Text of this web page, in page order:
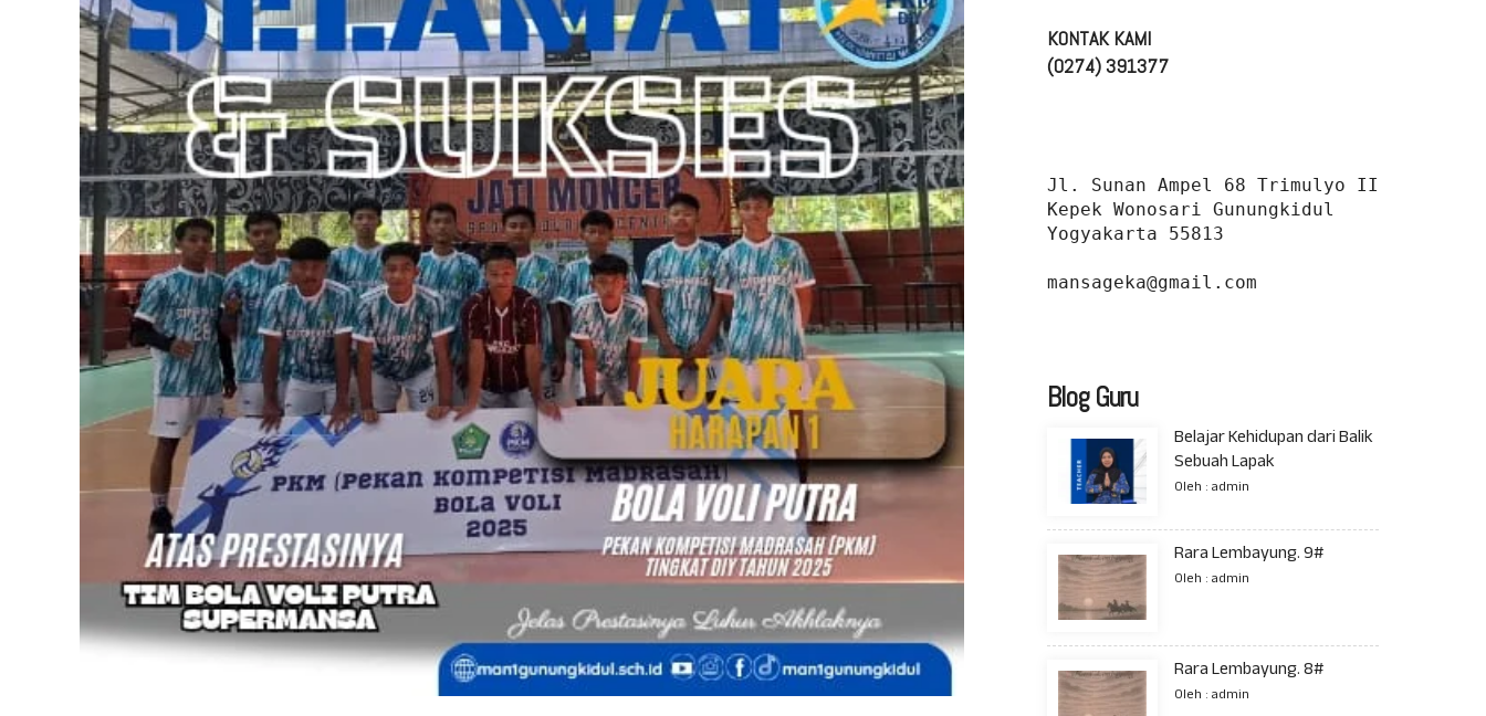
KONTAK KAMI
(0274) 391377
Jl. Sunan Ampel 68 Trimulyo II
Kepek Wonosari Gunungkidul
Yogyakarta 55813
mansageka@gmail.com
Blog Guru
Belajar Kehidupan dari Balik
Sebuah Lapak
Oleh : admin
Rara Lembayung. 9#
Oleh : admin
Rara Lembayung. 8#
Oleh : admin